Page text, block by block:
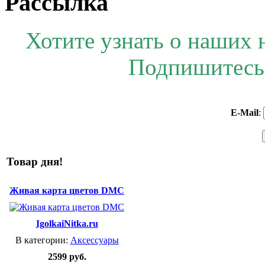
Хотите узнать о наших
E-Mail:
Товар дня!
Живая карта цветов DMC
IgolkaiNitka.ru
В категории: Аксессуары
2599 руб.